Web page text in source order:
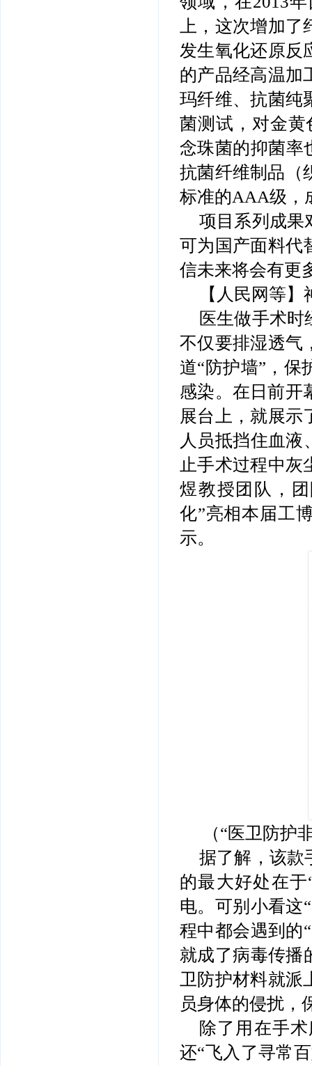
上，这次增加了
发生氧化还原反
的产品经高温加
玛纤维、抗菌纯
菌测试，对金黄
念珠菌的抑菌率
抗菌纤维制品（
标准的AAA级，
项目系列成果
可为国产面料代
信未来将会有更
【人民网等
医生做手术
不仅要排湿透气
道“防护墙”，保
感染。在日前开
展台上，就展示
人员抵挡住血液
止手术过程中灰
煜教授团队，
化”亮相本届工
示。
（“医卫防
据了解，该款
的最大好处在
电。可别小看这
程中都会遇到的
就成了病毒传播
卫防护材料就派
员身体的侵扰，
除了用在手
还“飞入了寻常